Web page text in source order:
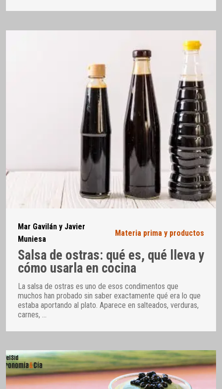
Mar Gavilán y Javier
Muniesa
Materia prima y productos
Salsa de ostras: qué es, qué lleva y
cómo usarla en cocina
La salsa de ostras es uno de esos condimentos que
muchos han probado sin saber exactamente qué era lo que
estaba aportando al plato. Aparece en salteados, verduras,
carnes, …